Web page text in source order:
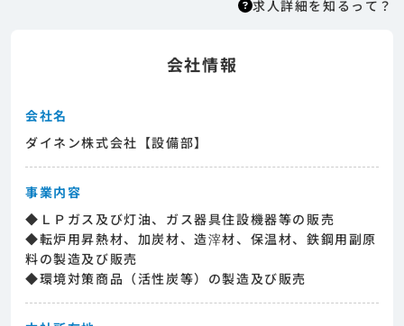
求人詳細を知るって？
求人詳細を知るって？
めまずは求人への興味有無を面談等で確認致し
ます。その後正式な求人応募へと進んでいただ
きます。
会社情報
会社名
ダイネン株式会社【設備部】
事業内容
◆ＬＰガス及び灯油、ガス器具住設機器等の販売
◆転炉用昇熱材、加炭材、造滓材、保温材、鉄鋼用副原
料の製造及び販売
◆環境対策商品（活性炭等）の製造及び販売